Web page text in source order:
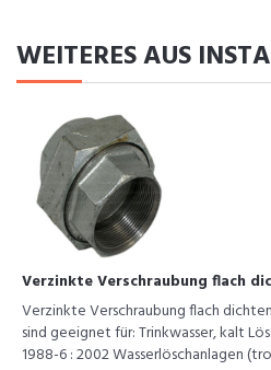
WEITERES AUS
Verzinkte Verschraubung flach
Verzinkte Verschraubung flach
sind geeignet für: Trinkwasser, kalt
1988-6 : 2002 Wasserlöschanlagen